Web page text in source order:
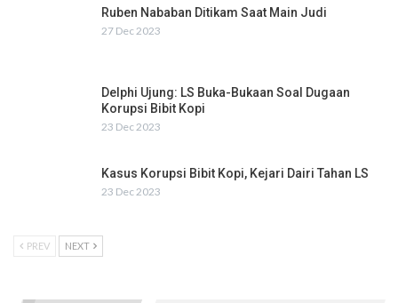
Ruben Nababan Ditikam Saat Main Judi
27 Dec 2023
Delphi Ujung: LS Buka-Bukaan Soal Dugaan
Korupsi Bibit Kopi
23 Dec 2023
Kasus Korupsi Bibit Kopi, Kejari Dairi Tahan LS
23 Dec 2023
PREV NEXT